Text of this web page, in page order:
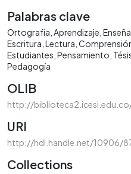
Palabras clave
Ortografía Aprendizaje
Escritura Lectura
Estudiantes Pensamiento
Pedagogía
OLIB
http://
URI
http://hdl.handle.net/10906/
Collections